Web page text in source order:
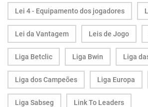
Lei 4 - Equipamento dos jogadores
Lei da Vantagem Leis de Jogo
Liga Betclic Liga Bwin Liga
Liga dos Campeões Liga Europa
Liga Sabseg Link To Leaders